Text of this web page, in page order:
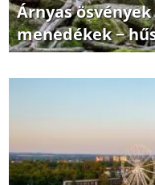
Árnyas
menedékek −